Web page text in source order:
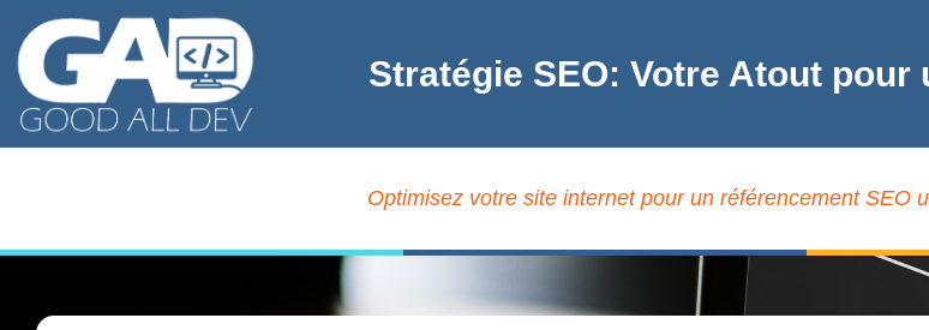
Stratégie SEO: Votre Atout pour
Optimisez votre site internet pour un référencement SEO